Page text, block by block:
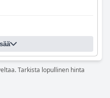
Tarkista lopullinen hinta